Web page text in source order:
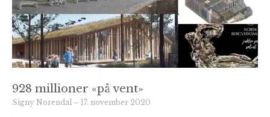
928 millioner «på vent»
Signy Norendal 17. november 2020